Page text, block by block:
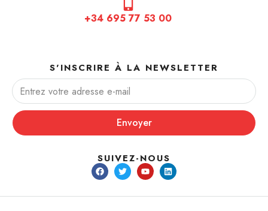
+34 695 77 53 00
S'INSCRIRE À LA NEWSLETTER
Envoyer
SUIVEZ-NOUS